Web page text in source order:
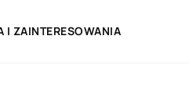
I ZAINTERESOWANIA